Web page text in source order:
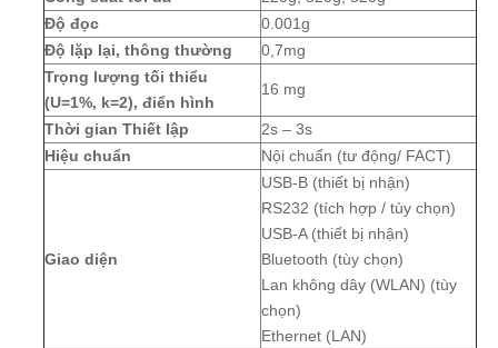
Độ đọc
0.001g
Độ lặp lại, thông thường
0,7mg
Trọng lượng tối thiểu
(U=1%, k=2), điển hình
16 mg
Thời gian Thiết lập
2s – 3s
Hiệu chuẩn
Nội chuẩn (tư động/ FACT)
Giao diện
USB-B (thiết bị nhận)
RS232 (tích hợp / tùy chọn)
USB-A (thiết bị nhận)
Bluetooth (tùy chọn)
Lan không dây (WLAN) (tùy
chọn)
Ethernet (LAN)